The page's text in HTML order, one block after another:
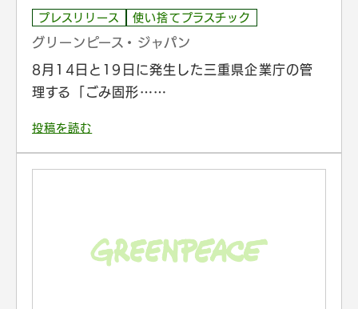
プレスリリース 使い捨てプラスチック
グリーンピース・ジャパン
8月14日と19日に発生した三重県企業庁の管
理する「ごみ固形……
投稿を読む